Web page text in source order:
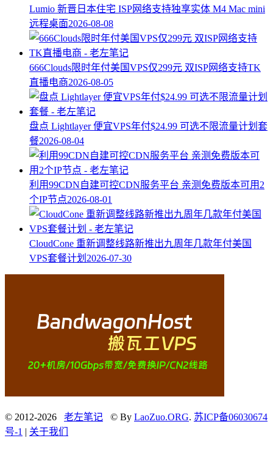
Lumio 新晋日本住宅 ISP网络支持独享实体 M4 Mac mini
远程桌面2026-08-08
666Clouds限时年付美国VPS仅299元 双ISP网络支持TK
直播电商2026-08-05
盘点 Lightlayer 便宜VPS年付$24.99 可选不限流量计划套
餐2026-08-04
利用99CDN自建可控CDN服务平台 亲测免费版本可用2
个IP节点2026-08-01
CloudCone 重新调整线路新推出九周年几款年付美国
VPS套餐计划 2026-07-30
© 2012-2026 老左笔记 © By LaoZuo.ORG. 苏ICP备06030674
号-1 | 关于我们